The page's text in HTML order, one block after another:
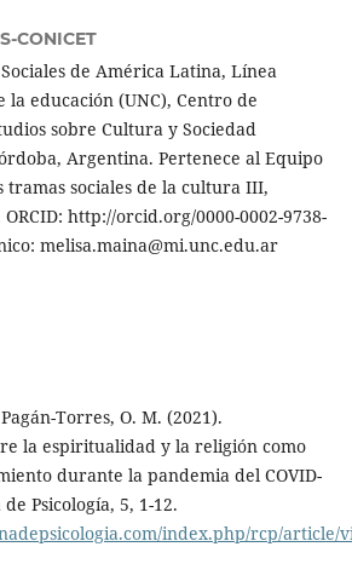
CONICET
de América Latina, Línea
la educación (UNC), Centro de
sobre Cultura y Sociedad
Argentina. Pertenece al Equipo
tramas sociales de la cultura III,
http://orcid.org/0000-0002-9738-
melisa.maina@mi.unc.edu.ar
Torres, O. M. (2021).
la espiritualidad y la religión como
durante la pandemia del COVID-
Psicología, 5, 1-12.
index.php/rcp/article/